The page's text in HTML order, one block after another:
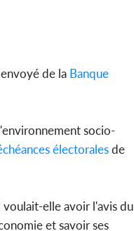
de la Banque
socio-
électoralesde
voulait-elle avoir l'avis du
et savoir ses
d'Ivoire : Violences
à Kossandji (Mé)